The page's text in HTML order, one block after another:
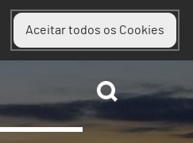
Aceitar todos os Cookies